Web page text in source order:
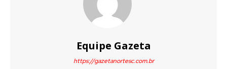
Equipe Gazeta
https://gazetanortesc.com.br